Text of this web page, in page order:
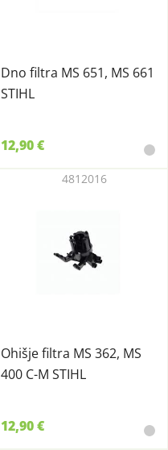
Dno filtra MS 651, MS 661
STIHL
12,90 €
Ohišje filtra MS 362, MS
400 C-M STIHL
4812016
12,90 €